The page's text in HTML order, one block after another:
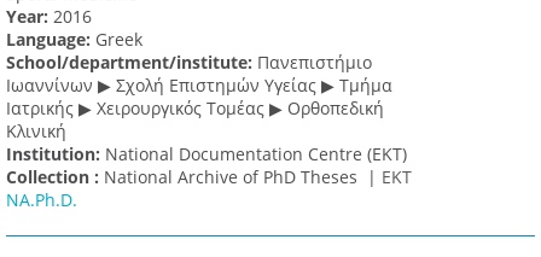
Υear: 2016
Language: Greek
School/department/institute: Πανεπιστήμιο
Ιωαννίνων ▶ Σχολή Επιστημών Υγείας ▶ Τμήμα
Ιατρικής ▶ Χειρουργικός Τομέας ▶ Ορθοπεδική
Κλινική
Institution: National Documentation Centre (EKT)
Collection : National Archive of PhD Theses | ΕΚΤ
NA.Ph.D.